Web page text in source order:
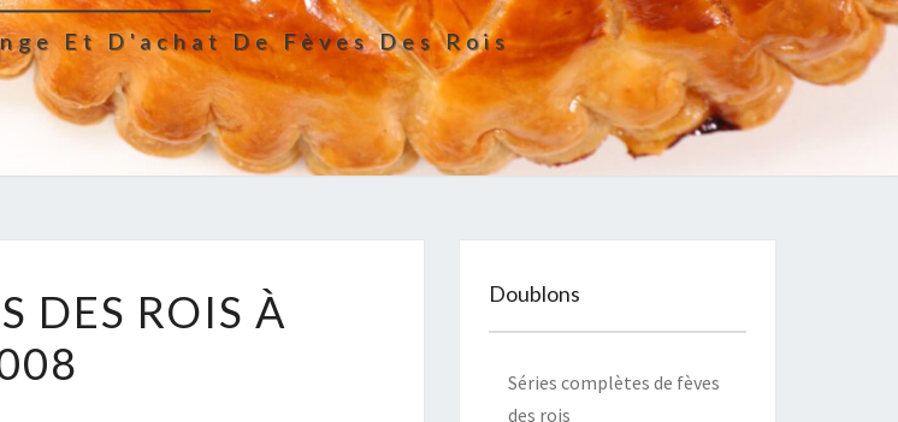
Et D'achat De Fèves Des Rois
DES ROIS À
Doublons
Séries complètes de fèves
des rois